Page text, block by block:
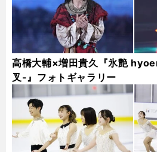
高橋大輔×増田貴久『氷艶
叉-』フォトギャラリー